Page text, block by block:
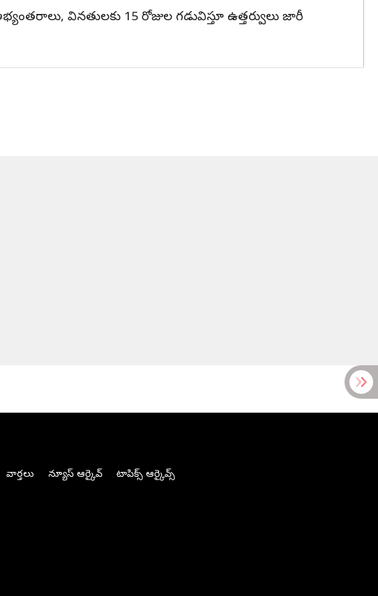
వినతులకు 15 రోజుల గడువిస్తూ ఉత్తర్వులు జారీ
వార్తలు న్యూస్ ఆర్కైవ్ టాపిక్స్ ఆర్కైవ్స్